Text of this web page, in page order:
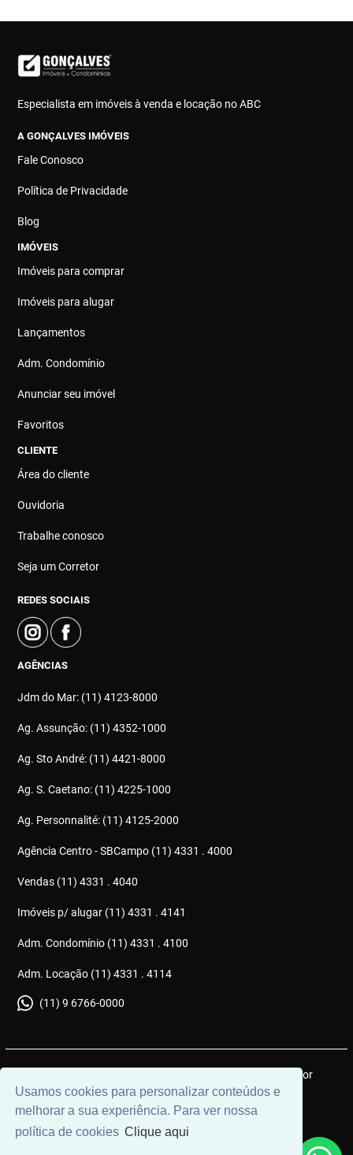
Usamos cookies para personalizar conteúdos e
melhorar a sua experiência. Para ver nossa
política de cookies Clique aqui
Especialista em imóveis à venda e locação no ABC
A GONÇALVES IMÓVEIS
Fale Conosco
Política de Privacidade
Blog
IMÓVEIS
Imóveis para comprar
Imóveis para alugar
Lançamentos
Adm. Condomínio
Anunciar seu imóvel
Favoritos
CLIENTE
Área do cliente
Ouvidoria
Trabalhe conosco
Seja um Corretor
REDES SOCIAIS
AGÊNCIAS
Jdm do Mar: (11) 4123-8000
Ag. Assunção: (11) 4352-1000
Ag. Sto André: (11) 4421-8000
Ag. S. Caetano: (11) 4225-1000
Ag. Personnalité: (11) 4125-2000
Agência Centro - SBCampo (11) 4331 . 4000
Vendas (11) 4331 . 4040
Imóveis p/ alugar (11) 4331 . 4141
Adm. Condomínio (11) 4331 . 4100
Adm. Locação (11) 4331 . 4114
(11) 9 6766-0000
© 2026 | Gonçalves Imóveis | CRECI: J6051 | Desenvolvido por
Universal Software.